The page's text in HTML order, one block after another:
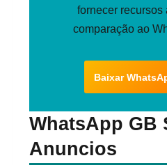
fornecer
comparação ao
Baixar
WhatsApp GB
Anuncios